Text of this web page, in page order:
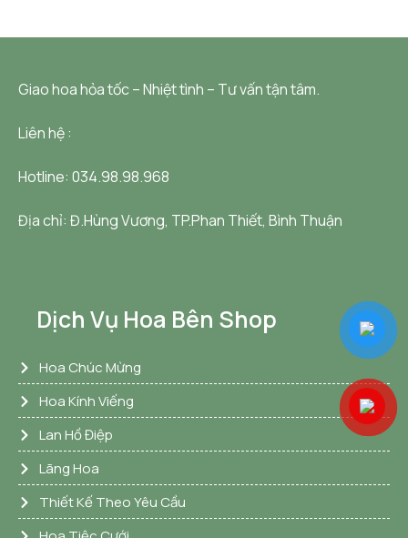
Giao hoa hỏa tốc – Nhiệt tình – Tư vấn tận tâm.
Liên hệ :
Hotline: 034.98.98.968
Địa chỉ: Đ.Hùng Vương, TP.Phan Thiết, Bình Thuận
Dịch Vụ Hoa Bên Shop
Hoa Chúc Mừng
Hoa Kính Viếng
Lan Hồ Điệp
Lãng Hoa
Thiết Kế Theo Yêu Cầu